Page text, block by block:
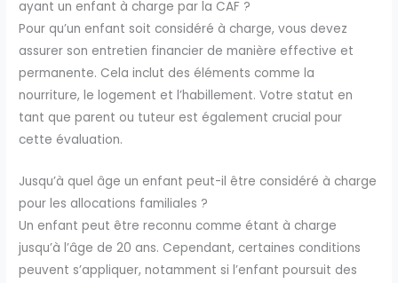
ayant un enfant à charge par la CAF ?
Pour qu’un enfant soit considéré à charge, vous devez
assurer son entretien financier de manière effective et
permanente. Cela inclut des éléments comme la
nourriture, le logement et l’habillement. Votre statut en
tant que parent ou tuteur est également crucial pour
cette évaluation.
Jusqu’à quel âge un enfant peut-il être considéré à charge
pour les allocations familiales ?
Un enfant peut être reconnu comme étant à charge
jusqu’à l’âge de 20 ans. Cependant, certaines conditions
peuvent s’appliquer, notamment si l’enfant poursuit des